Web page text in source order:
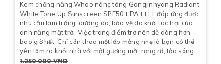
Kem chống nắng Whoo nâng tông Gongjinhyang Radiant
White Tone Up Sunscreen SPF50+,PA++++ đáp ứng được
nhu cầu làm trắng, dưỡng da, bảo vệ da khỏi tác hại của
ánh nắng mặt trời. Việc trang điểm trở nên dễ dàng hơn
bao giờ hết. Chỉ cần thoa một lớp mỏng nhẹ là bạn có thể
yên tâm ra khỏi nhà với một gương mặt rạng rỡ, tỏa sáng.
1.250.000VND